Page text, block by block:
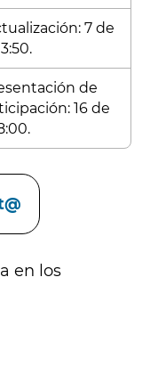
7 de
de
16 de
en los